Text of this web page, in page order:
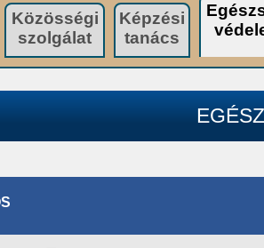
Közösségi
szolgálat
Képzési
tanács